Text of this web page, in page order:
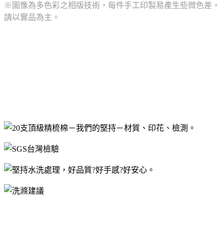
※圖像為多色彩之相版技術，每件手工印製易產生些微色差，
請以實品為主。